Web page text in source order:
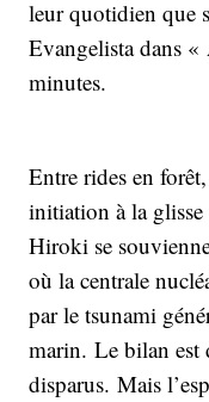
leur quotidien que
Evangelista dans
minutes.
Entre rides en
initiation à la
Hiroki se
où la centrale
par le tsunami
marin. Le bilan est
disparus. Mais